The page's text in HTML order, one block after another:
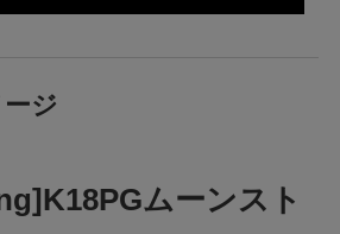
ジ
ムーンスト